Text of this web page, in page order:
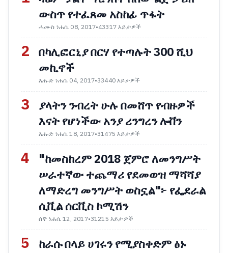
ውስጥ የተፈጸመ አስከፊ ጥፋት
ሓሙስ ነሐሴ 08, 2017•43317 እይታዎች
2 በካሊፎርኒያ በርሃ የተጣሉት 300 ሺህ
መኪኖች
እሑድ ነሐሴ 04, 2017•33440 እይታዎች
3
ያላትን ንብረት ሁሉ በመሸጥ የብዙዎች
እናት የሆነችው አንያ ሪንግረን ሎቨን
እሑድ ነሐሴ 18, 2017•31475 እይታዎች
4
"ከመስከረም 2018 ጀምሮ ለመንግሥት
ሠራተኛው ተጨማሪ የደመወዝ ማሻሻያ
ለማድረግ መንግሥት ወስኗል"፦ የፌደራል
ሲቪል ሰርቪስ ኮሚሽን
ሰኞ ነሐሴ 12, 2017•31215 እይታዎች
5
ከራሱ በላይ ሀገሩን የሚያስቀድም ፅኑ